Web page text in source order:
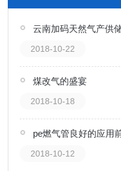
云南加码天然气产供
2018-10-22
煤改气的盛宴
2018-10-18
pe燃气管良好的应用
2018-10-12